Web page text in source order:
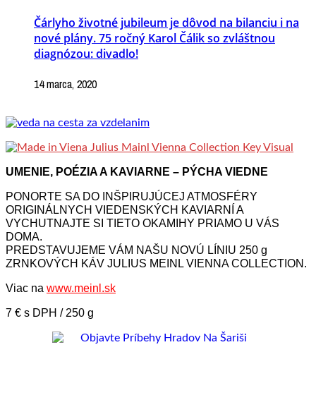
Čárlyho životné jubileum je dôvod na bilanciu i na
nové plány. 75 ročný Karol Čálik so zvláštnou
diagnózou: divadlo!
14 marca, 2020
UMENIE, POÉZIA A KAVIARNE – PÝCHA VIEDNE
PONORTE SA DO INŠPIRUJÚCEJ ATMOSFÉRY
ORIGINÁLNYCH VIEDENSKÝCH KAVIARNÍ A
VYCHUTNAJTE SI TIETO OKAMIHY PRIAMO U VÁS
DOMA.
PREDSTAVUJEME VÁM NAŠU NOVÚ LÍNIU 250 g
ZRNKOVÝCH KÁV JULIUS MEINL VIENNA COLLECTION.
Viac na www.meinl.sk
7 € s DPH / 250 g